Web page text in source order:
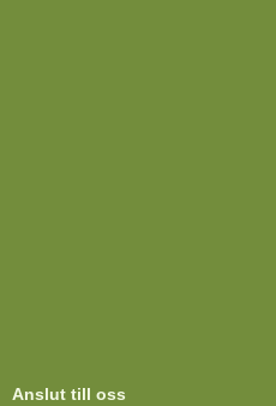
Anslut till oss